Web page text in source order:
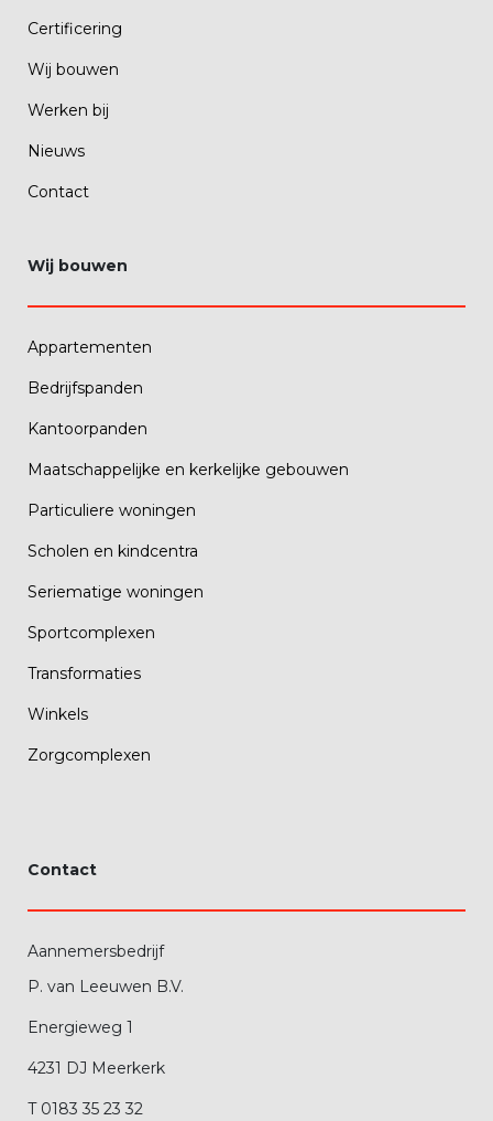
Certificering
Wij bouwen
Werken bij
Nieuws
Contact
Wij bouwen
Appartementen
Bedrijfspanden
Kantoorpanden
Maatschappelijke en kerkelijke gebouwen
Particuliere woningen
Scholen en kindcentra
Seriematige woningen
Sportcomplexen
Transformaties
Winkels
Zorgcomplexen
Contact
Aannemersbedrijf
P. van Leeuwen B.V.
Energieweg 1
4231 DJ Meerkerk
T 0183 35 23 32